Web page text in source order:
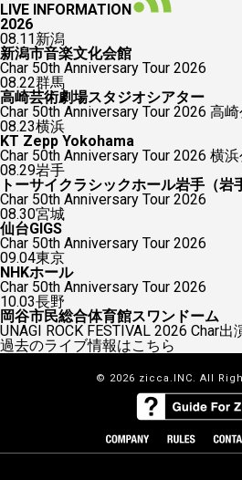
LIVE INFORMATION
2026
08.11新潟
新潟市音楽文化会館
Char 50th Anniversary Tour 2026
08.22群馬
高崎芸術劇場スタジオシアター
Char 50th Anniversary Tour 2026 高
08.23横浜
KT Zepp Yokohama
Char 50th Anniversary Tour 2026 横
08.29岩手
トーサイクラシックホール岩手（岩
Char 50th Anniversary Tour 2026
08.30宮城
仙台GIGS
Char 50th Anniversary Tour 2026
09.04東京
NHKホール
Char 50th Anniversary Tour 2026
10.03長野
岡谷市民総合体育館スワンドーム
UNAGI ROCK FESTIVAL 2026 Char出
過去のライブ情報はこちら
© 2026 zicca.INC. All